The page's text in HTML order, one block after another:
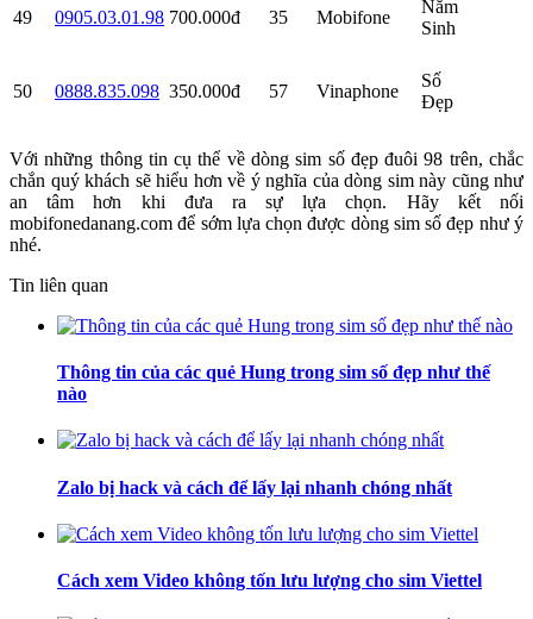
49 0905.03.01.98 700.000đ 35 Mobifone
Năm
Sinh
50 0888.835.098 350.000đ 57 Vinaphone
Số
Đẹp
Với những thông tin cụ thể về dòng sim số đẹp đuôi 98 trên, chắc
chắn quý khách sẽ hiểu hơn về ý nghĩa của dòng sim này cũng như
an tâm hơn khi đưa ra sự lựa chọn. Hãy kết nối
mobifonedanang.com để sớm lựa chọn được dòng sim số đẹp như ý
nhé.
Tin liên quan
Thông tin của các quẻ Hung trong sim số đẹp như thế
nào
Zalo bị hack và cách để lấy lại nhanh chóng nhất
Cách xem Video không tốn lưu lượng cho sim Viettel